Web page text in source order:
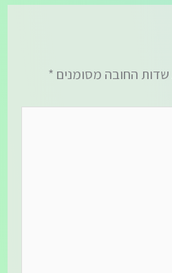
שדות החובה מסומנים *